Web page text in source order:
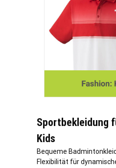
Sportbekleidung
Kids
Bequeme
Flexibilität für